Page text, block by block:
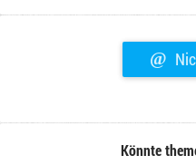
@
Könnte